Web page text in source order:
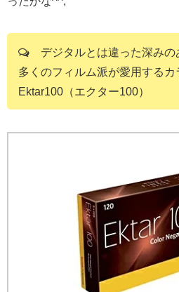
デジタルとは違った深みの
多くのフィルム派が愛用する
Ektar100（エクター100）